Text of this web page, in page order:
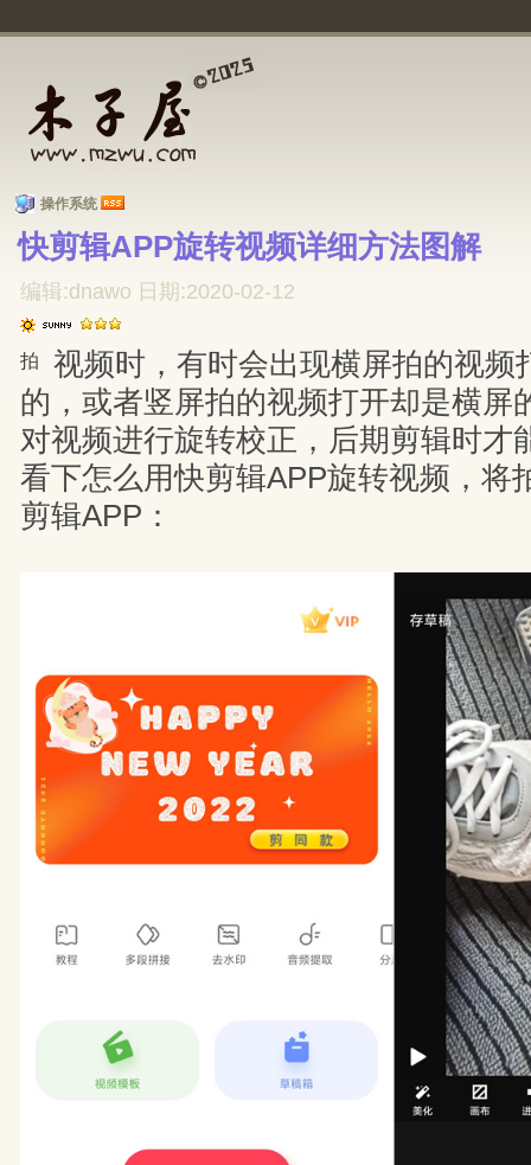
操作系统
快剪辑APP旋转视频详细方法图解
编辑:dnawo 日期:2020-02-12
拍
视频时，有时会出现横屏拍的视频
的，或者竖屏拍的视频打开却是横屏
对视频进行旋转校正，后期剪辑时才
看下怎么用快剪辑APP旋转视频，将
剪辑APP：